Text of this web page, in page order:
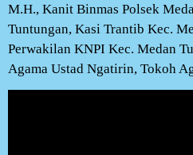
M.H., Kanit Binmas Polsek
Tuntungan, Kasi Trantib Kec.
Perwakilan KNPI Kec. Medan
Agama Ustad Ngatirin, Tokoh